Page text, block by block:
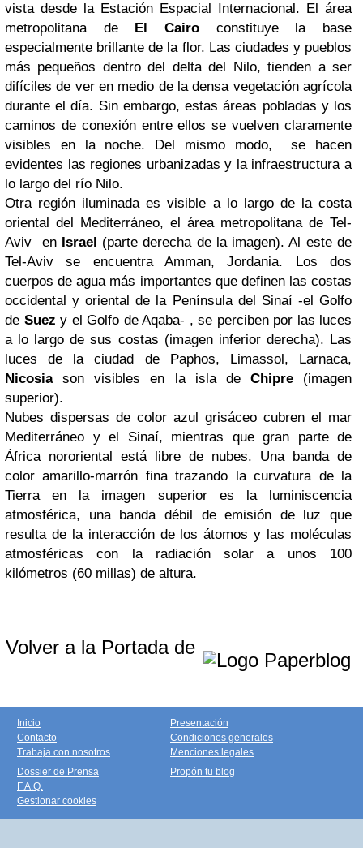
vista desde la Estación Espacial Internacional. El área
metropolitana de El Cairo constituye la base
especialmente brillante de la flor. Las ciudades y pueblos
más pequeños dentro del delta del Nilo, tienden a ser
difíciles de ver en medio de la densa vegetación agrícola
durante el día. Sin embargo, estas áreas pobladas y los
caminos de conexión entre ellos se vuelven claramente
visibles en la noche. Del mismo modo, se hacen
evidentes las regiones urbanizadas y la infraestructura a
lo largo del río Nilo.
Otra región iluminada es visible a lo largo de la costa
oriental del Mediterráneo, el área metropolitana de Tel-
Aviv en Israel (parte derecha de la imagen). Al este de
Tel-Aviv se encuentra Amman, Jordania. Los dos
cuerpos de agua más importantes que definen las costas
occidental y oriental de la Península del Sinaí -el Golfo
de Suez y el Golfo de Aqaba- , se perciben por las luces
a lo largo de sus costas (imagen inferior derecha). Las
luces de la ciudad de Paphos, Limassol, Larnaca,
Nicosiason visibles en la isla de Chipre(imagen
superior).
Nubes dispersas de color azul grisáceo cubren el mar
Mediterráneo y el Sinaí, mientras que gran parte de
África nororiental está libre de nubes. Una banda de
color amarillo-marrón fina trazando la curvatura de la
Tierra en la imagen superior es la luminiscencia
atmosférica, una banda débil de emisión de luz que
resulta de la interacción de los átomos y las moléculas
atmosféricas con la radiación solar a unos 100
kilómetros (60 millas) de altura.
Volver a la Portada de
Inicio
Contacto
Trabaja con nosotros
Presentación
Condiciones generales
Menciones legales
Dossier de Prensa
F.A.Q.
Gestionar cookies
Propón tu blog